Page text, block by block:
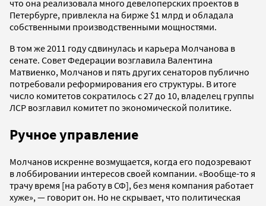
что она реализовала много девелоперских проектов в
Петербурге, привлекла на бирже $1 млрд и обладала
собственными производственными мощностями.
В том же 2011 году сдвинулась и карьера Молчанова в
сенате. Совет Федерации возглавила Валентина
Матвиенко, Молчанов и пять других сенаторов публично
потребовали реформирования его структуры. В итоге
число комитетов сократилось с 27 до 10, владелец группы
ЛСР возглавил комитет по экономической политике.
Ручное управление
Молчанов искренне возмущается, когда его подозревают
в лоббировании интересов своей компании. «Вообще-то я
трачу время [на работу в СФ], без меня компания работает
хуже», — говорит он. Но не скрывает, что политическая